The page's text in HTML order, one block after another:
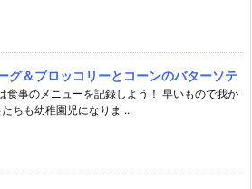
グ＆ブロッコリーとコーンのバターソテ
食事のメニューを記録しよう！ 早いもので我が
ちも幼稚園児になりま ...